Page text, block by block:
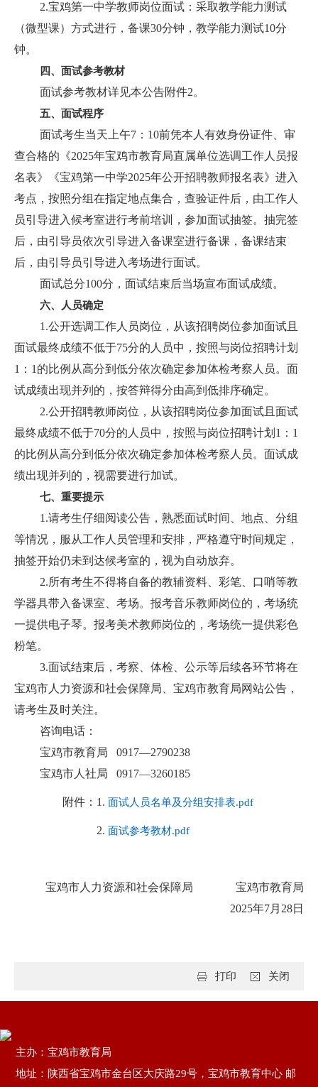
2.宝鸡第一中学教师岗位面试：采取教学能力测试
（微型课）方式进行，备课30分钟，教学能力测试10分
钟。
四、面试参考教材
面试参考教材详见本公告附件2。
五、面试程序
面试考生当天上午7：10前凭本人有效身份证件、审
查合格的《2025年宝鸡市教育局直属单位选调工作人员报
名表》《宝鸡第一中学2025年公开招聘教师报名表》进入
考点，按照分组在指定地点集合，查验证件后，由工作人
员引导进入候考室进行考前培训，参加面试抽签。抽完签
后，由引导员依次引导进入备课室进行备课，备课结束
后，由引导员引导进入考场进行面试。
面试总分100分，面试结束后当场宣布面试成绩。
六、人员确定
1.公开选调工作人员岗位，从该招聘岗位参加面试且
面试最终成绩不低于75分的人员中，按照与岗位招聘计划
1：1的比例从高分到低分依次确定参加体检考察人员。面
试成绩出现并列的，按答辩得分由高到低排序确定。
2.公开招聘教师岗位，从该招聘岗位参加面试且面试
最终成绩不低于70分的人员中，按照与岗位招聘计划1：1
的比例从高分到低分依次确定参加体检考察人员。面试成
绩出现并列的，视需要进行加试。
七、重要提示
1.请考生仔细阅读公告，熟悉面试时间、地点、分组
等情况，服从工作人员管理和安排，严格遵守时间规定，
抽签开始仍未到达候考室的，视为自动放弃。
2.所有考生不得将自备的教辅资料、彩笔、口哨等教
学器具带入备课室、考场。报考音乐教师岗位的，考场统
一提供电子琴。报考美术教师岗位的，考场统一提供彩色
粉笔。
3.面试结束后，考察、体检、公示等后续各环节将在
宝鸡市人力资源和社会保障局、宝鸡市教育局网站公告，
请考生及时关注。
咨询电话：
宝鸡市教育局 0917—2790238
宝鸡市人社局 0917—3260185
附件：1. 面试人员名单及分组安排表.pdf
2. 面试参考教材.pdf
宝鸡市人力资源和社会保障局 宝鸡市教育局
2025年7月28日
关闭
打印
主办：宝鸡市教育局
地址：陕西省宝鸡市金台区大庆路29号，宝鸡市教育中心 邮